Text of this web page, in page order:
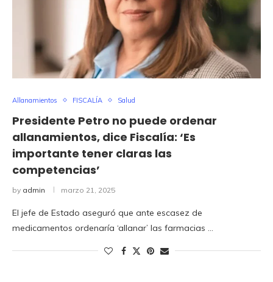
Allanamientos FISCALÍA Salud
Presidente Petro no puede ordenar
allanamientos, dice Fiscalía: ‘Es
importante tener claras las
competencias’
by admin marzo 21, 2025
El jefe de Estado aseguró que ante escasez de
medicamentos ordenaría ‘allanar’ las farmacias …